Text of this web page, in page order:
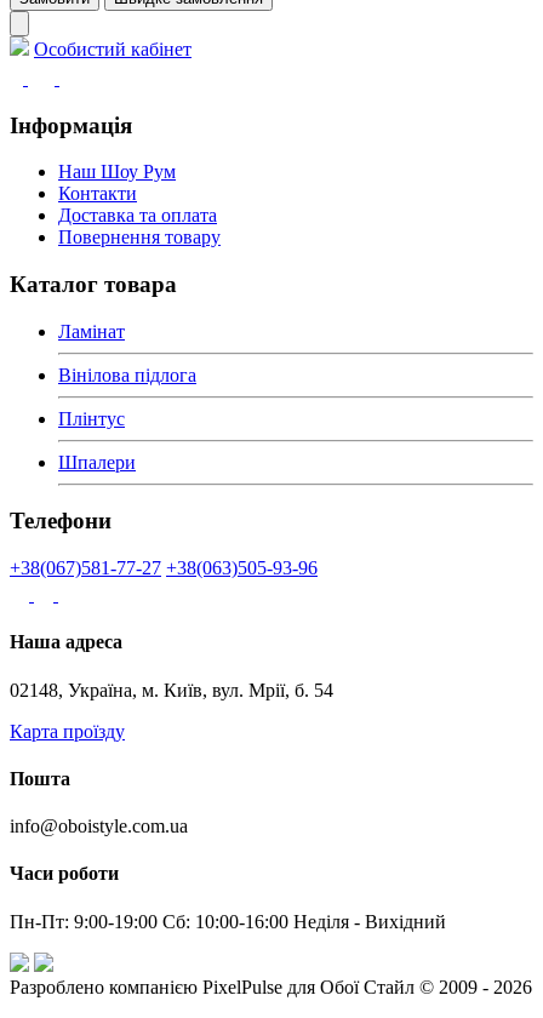
Особистий кабінет
Інформація
Наш Шоу Рум
Контакти
Доставка та оплата
Повернення товару
Каталог товара
Ламінат
Вінілова підлога
Плінтус
Шпалери
Телефони
+38(067)581-77-27 +38(063)505-93-96
Наша адреса
02148, Україна, м. Київ, вул. Мрії, б. 54
Карта проїзду
Пошта
info@oboistyle.com.ua
Часи роботи
Пн-Пт: 9:00-19:00 Сб: 10:00-16:00 Неділя - Вихідний
Разроблено компанією PixelPulse для Обої Стайл © 2009 - 2026